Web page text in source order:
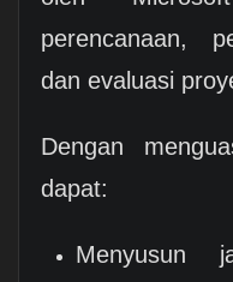
perencanaan,
dan evaluasi
Dengan
dapat:
Menyusun